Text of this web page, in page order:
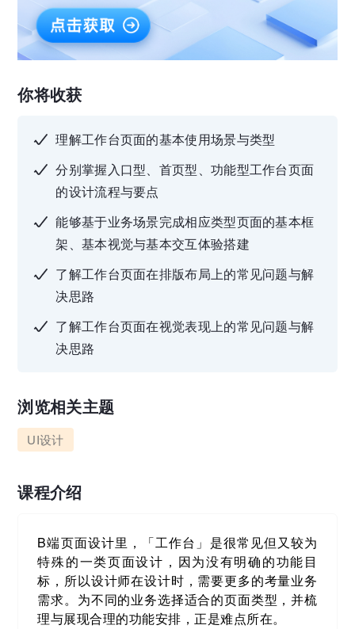
你将收获
理解工作台页面的基本使用场景与类型
分别掌握入口型、首页型、功能型工作台页面
的设计流程与要点
能够基于业务场景完成相应类型页面的基本框
架、基本视觉与基本交互体验搭建
了解工作台页面在排版布局上的常见问题与解
决思路
了解工作台页面在视觉表现上的常见问题与解
决思路
浏览相关主题
UI设计
课程介绍
B端页面设计里，「工作台」是很常见但又较为
特殊的一类页面设计，因为没有明确的功能目
标，所以设计师在设计时，需要更多的考量业务
需求。为不同的业务选择适合的页面类型，并梳
理与展现合理的功能安排，正是难点所在。